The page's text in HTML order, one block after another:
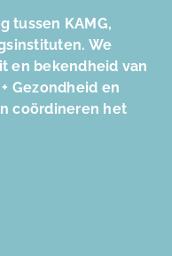
tussen KAMG,
We
en bekendheid van
Gezondheid en
coördineren het